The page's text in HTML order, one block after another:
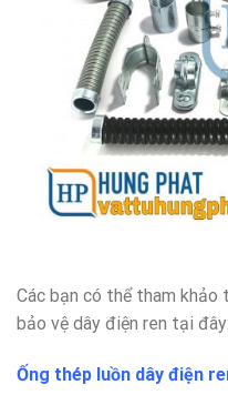
Các bạn có thể tham khảo
bảo vệ dây điện ren tại đây:
Ống thép luồn dây điện